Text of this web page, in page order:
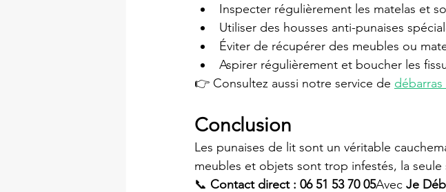
Inspecter régulièrement les matelas et
Utiliser des housses anti-punaises
Éviter de récupérer des meubles ou
Aspirer régulièrement et boucher les
👉 Consultez aussi notre service de
Conclusion
Les punaises de lit sont un véritable
meubles et objets sont trop infestés, la
📞 Contact direct : 06 51 53 70 05Avec Je